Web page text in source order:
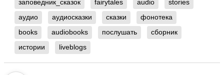
заповедник_сказок fairytales audio
stories
аудио
аудиосказки сказки
фонотека
books
audiobooks послушать
сборник
истории
liveblogs